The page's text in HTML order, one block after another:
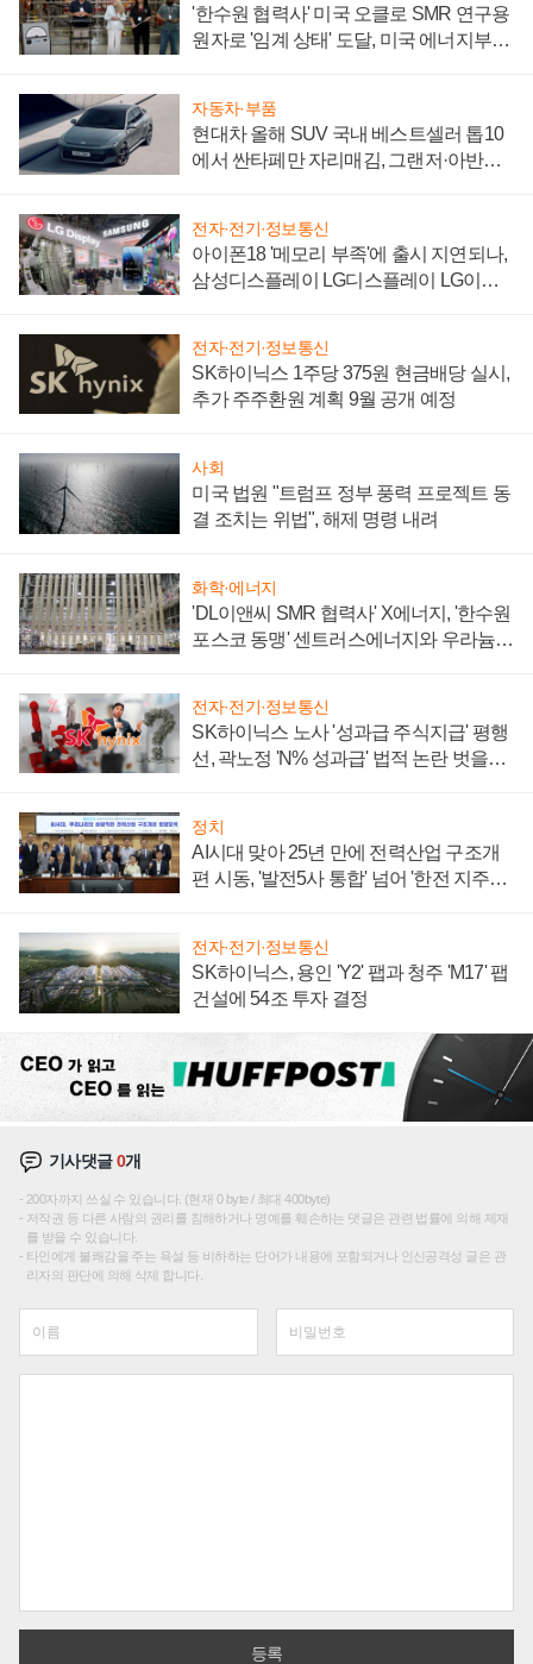
'한수원 협력사' 미국 오클로 SMR 연구용
원자로 '임계 상태' 도달, 미국 에너지부
자동차·부품
현대차 올해 SUV 국내 베스트셀러 톱10
에서 싼타페만 자리매김, 그랜저·아반떼
전자·전기·정보통신
아이폰18 '메모리 부족'에 출시 지연되나,
삼성디스플레이 LG디스플레이 LG이노
전자·전기·정보통신
SK하이닉스 1주당 375원 현금배당 실시,
추가 주주환원 계획 9월 공개 예정
사회
미국 법원 "트럼프 정부 풍력 프로젝트 동
결 조치는 위법", 해제 명령 내려
화학·에너지
'DL이앤씨 SMR 협력사' X에너지, '한수원
포스코 동맹' 센트러스에너지와 우라늄
전자·전기·정보통신
SK하이닉스 노사 '성과급 주식지급' 평행
선, 곽노정 'N% 성과급' 법적 논란 벗을지
정치
AI시대 맞아 25년 만에 전력산업 구조개
편 시동, '발전5사 통합' 넘어 '한전 지주사'
전자·전기·정보통신
SK하이닉스, 용인 'Y2' 팹과 청주 'M17' 팹
건설에 54조 투자 결정
기사댓글0개
200자까지 쓰실 수 있습니다. (현재 0 byte / 최대 400byte)
저작권 등 다른 사람의 권리를 침해하거나 명예를 훼손하는 댓글은 관련 법률에 의해 제재
를 받을 수 있습니다.
타인에게 불쾌감을 주는 욕설 등 비하하는 단어가 내용에 포함되거나 인신공격성 글은 관
리자의 판단에 의해 삭제 합니다.